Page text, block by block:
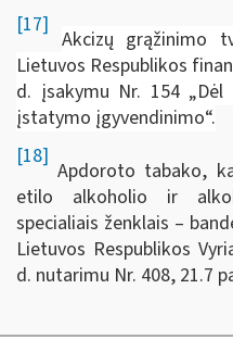
[17]
Akcizų grąžinimo
Lietuvos Respublikos
d. įsakymu Nr. 154 „Dėl
įstatymo įgyvendinimo“.
[18]
Apdoroto tabako,
etilo alkoholio ir
specialiais ženklais –
Lietuvos Respublikos
d. nutarimu Nr. 408, 21.7